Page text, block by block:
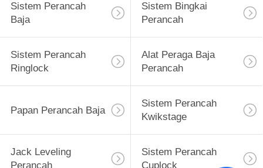
Sistem Perancah
Baja
Sistem Bingkai
Perancah
Sistem Perancah
Ringlock
Alat Peraga Baja
Perancah
Papan Perancah Baja
Sistem Perancah
Kwikstage
Jack Leveling
Perancah
Sistem Perancah
Cuplock